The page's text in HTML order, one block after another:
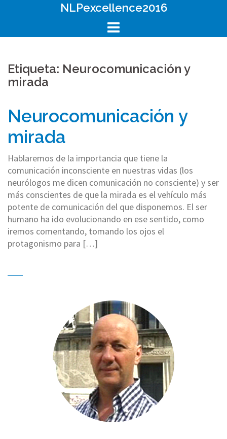
NLPexcellence2016
Etiqueta: Neurocomunicación y
mirada
Neurocomunicación y
mirada
Hablaremos de la importancia que tiene la
comunicación inconsciente en nuestras vidas (los
neurólogos me dicen comunicación no consciente) y ser
más conscientes de que la mirada es el vehículo más
potente de comunicación del que disponemos. El ser
humano ha ido evolucionando en ese sentido, como
iremos comentando, tomando los ojos el
protagonismo para […]